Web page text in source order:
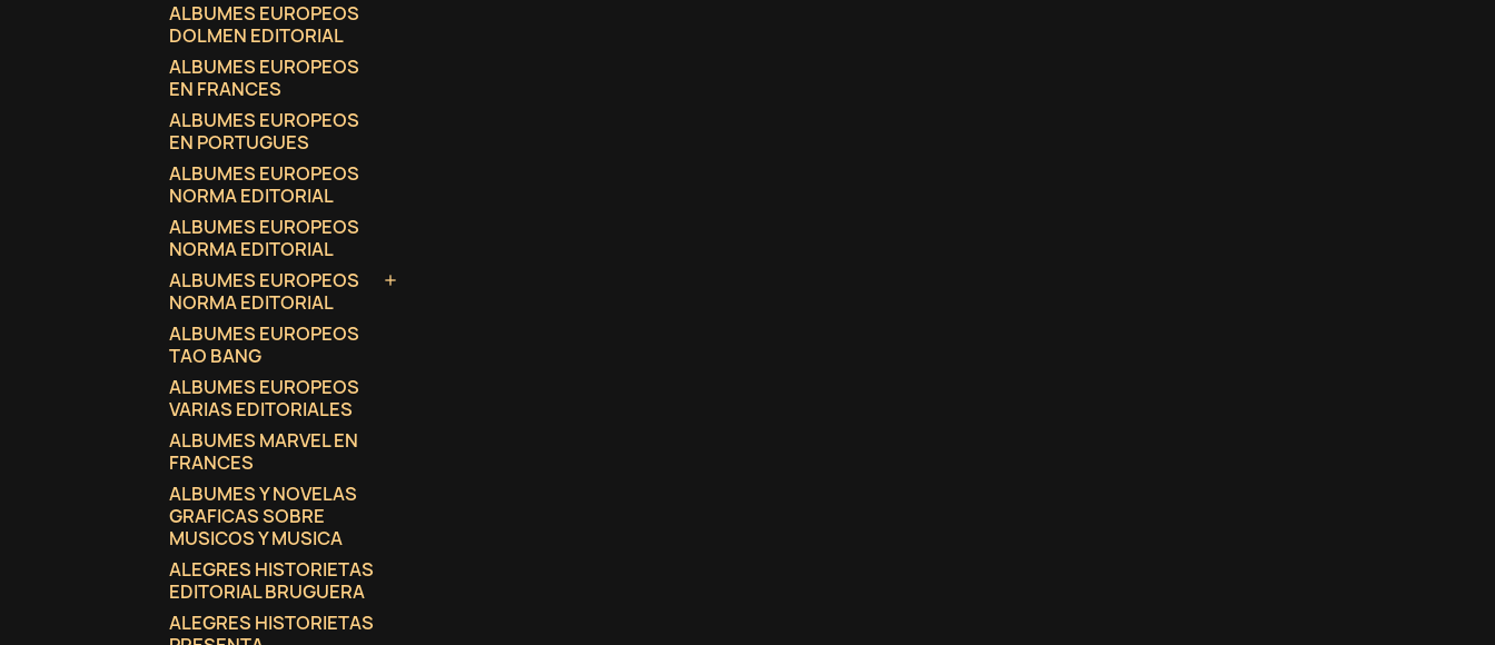
ALBUMES EUROPEOS
DOLMEN EDITORIAL
ALBUMES EUROPEOS
EN FRANCES
ALBUMES EUROPEOS
EN PORTUGUES
ALBUMES EUROPEOS
NORMA EDITORIAL
ALBUMES EUROPEOS
NORMA EDITORIAL
ALBUMES EUROPEOS
NORMA EDITORIAL

ALBUMES EUROPEOS
TAO BANG
ALBUMES EUROPEOS
VARIAS EDITORIALES
ALBUMES MARVEL EN
FRANCES
ALBUMES Y NOVELAS
GRAFICAS SOBRE
MUSICOS Y MUSICA
ALEGRES HISTORIETAS
EDITORIAL BRUGUERA
ALEGRES HISTORIETAS